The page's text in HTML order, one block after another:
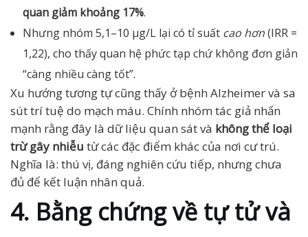
quan giảm khoảng 17%.
Nhưng nhóm 5,1–10 µg/L lại có tỉ suất cao hơn(IRR =
1,22), cho thấy quan hệ phức tạp chứ không đơn giản
“càng nhiều càng tốt”.
Xu hướng tương tự cũng thấy ở bệnh Alzheimer và sa
sút trí tuệ do mạch máu. Chính nhóm tác giả nhấn
mạnh rằng đây là dữ liệu quan sát và không thể loại
trừ gây nhiễu từ các đặc điểm khác của nơi cư trú.
Nghĩa là: thú vị, đáng nghiên cứu tiếp, nhưng chưa
đủ để kết luận nhân quả.
4. Bằng chứng về tự tử và